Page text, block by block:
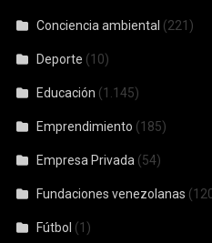
Conciencia ambiental (221)
Deporte (10)
Educación (1.145)
Emprendimiento (185)
Empresa Privada (54)
Fundaciones venezolanas
Fútbol (1)